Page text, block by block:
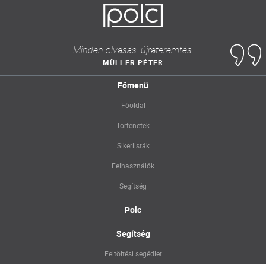
Minden olvasás: újrateremtés.
MÜLLER PÉTER
Főmenü
Főoldal
Történetek
Sikerlisták
Felhasználók
Segítség
Polc
Segítség
Feltöltési segédlet